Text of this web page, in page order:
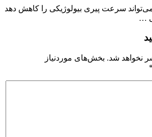
می‌تواند سرعت پیری بیولوژیکی را کاهش دهد
…
نخواهد شد. بخش‌های موردنیاز
*